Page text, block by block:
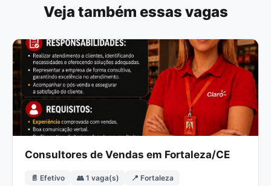
Veja também essas vagas
Consultores de Vendas em Fortaleza/CE
📄 Efetivo 👥 1 vaga(s) 📍 Fortaleza